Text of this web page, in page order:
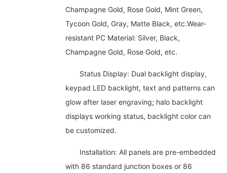
Champagne Gold, Rose Gold, Mint Green,
Tycoon Gold, Gray, Matte Black, etc.Wear-
resistant PC Material: Silver, Black,
Champagne Gold, Rose Gold, etc.
Status Display: Dual backlight display,
keypad LED backlight, text and patterns can
glow after laser engraving; halo backlight
displays working status, backlight color can
be customized.
Installation: All panels are pre-embedded
with 86 standard junction boxes or 86